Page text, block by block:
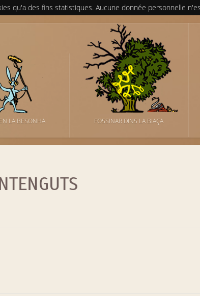
qu'a des fins statistiques. Aucune donnée personnelle
LA BESONHA FOSSINAR DINS LA BIAÇA